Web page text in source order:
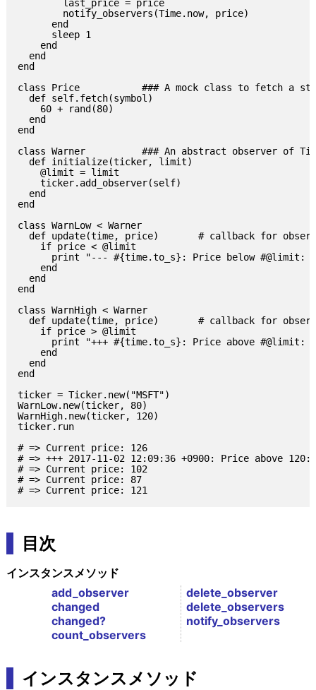
        last_price = price
        notify_observers(Time.now, price)
      end
      sleep 1
    end
  end
end
class Price           ### A mock class to fetch a
  def self.fetch(symbol)
    60 + rand(80)
  end
end
class Warner          ### An abstract observer of
  def initialize(ticker, limit)
    @limit = limit
    ticker.add_observer(self)
  end
end
class WarnLow < Warner
def update(time, price)       # callback for
    if price < @limit
print "--- #{time.to_s}: Price below #@limit:
    end
  end
end
class WarnHigh < Warner
def update(time, price)       # callback for
    if price > @limit
print "+++ #{time.to_s}: Price above #@limit:
    end
  end
end
ticker = Ticker.new("MSFT")
WarnLow.new(ticker, 80)
WarnHigh.new(ticker, 120)
ticker.run
# => Current price: 126
# => +++ 2017-11-02 12:09:36 +0900: Price above 120:
# => Current price: 102
# => Current price: 87
目次
インスタンスメソッド
add_observer
changed
changed?
count_observers
delete_observer
delete_observers
notify_observers
インスタンスメソッド